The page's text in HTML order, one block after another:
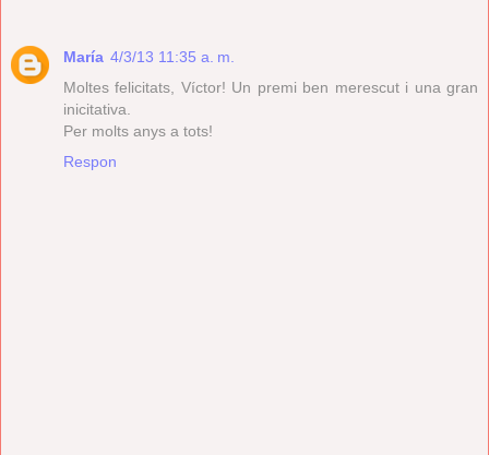
María 4/3/13 11:35 a. m.
Moltes felicitats, Víctor! Un premi ben merescut i una gran
inicitativa.
Per molts anys a tots!
Respon